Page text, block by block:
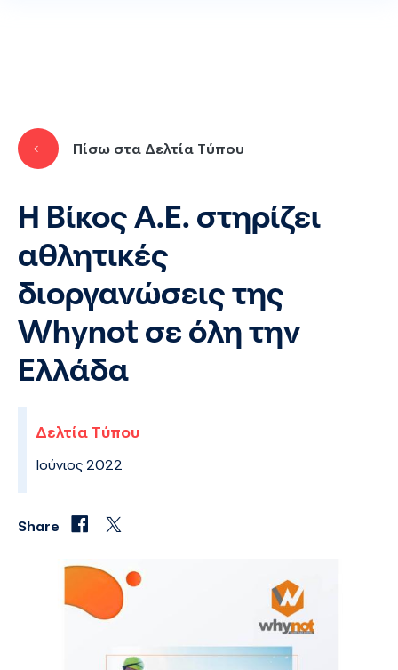
Πίσω στα Δελτία Τύπου
Η Βίκος Α.Ε. στηρίζει
αθλητικές
διοργανώσεις της
Whynot σε όλη την
Ελλάδα
Δελτία Τύπου
Ιούνιος 2022
Share